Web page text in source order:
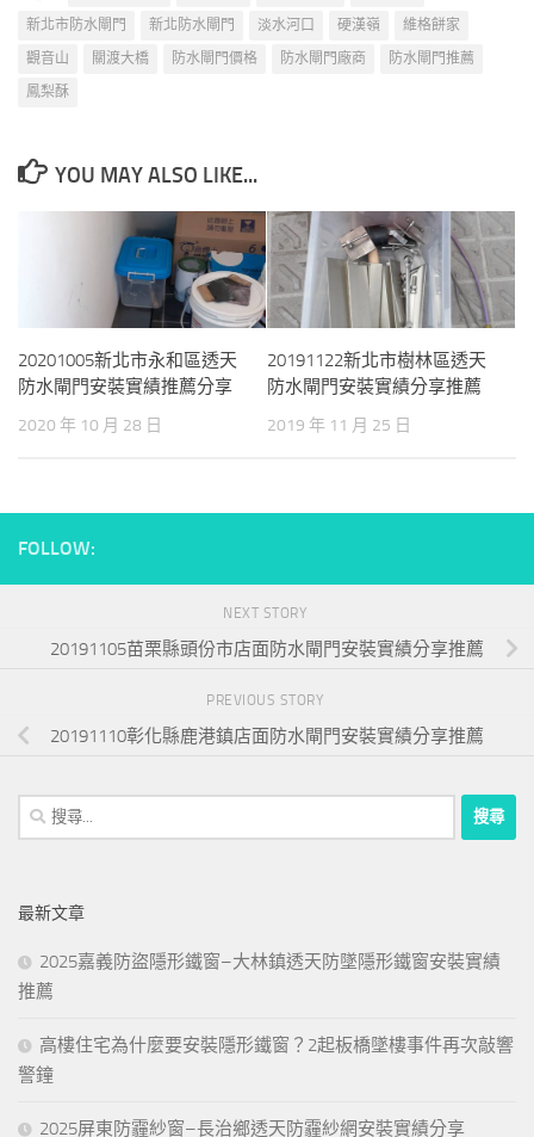
新北市防水閘門
新北防水閘門 淡水河口 硬漢嶺
維格餅家
觀音山
關渡大橋 防水閘門價格 防水閘門廠商
防水閘門推薦
鳳梨酥
YOU MAY ALSO LIKE...
20201005新北市永和區透天
防水閘門安裝實績推薦分享
2020 年 10 月 28 日
20191122新北市樹林區透天
防水閘門安裝實績分享推薦
2019 年 11 月 25 日
FOLLOW:
NEXT STORY
20191105苗栗縣頭份市店面防水閘門安裝實績分享推薦
PREVIOUS STORY
20191110彰化縣鹿港鎮店面防水閘門安裝實績分享推薦
搜
尋
字:
最新文章
2025嘉義防盜隱形鐵窗–大林鎮透天防墜隱形鐵窗安裝實績
推薦
高樓住宅為什麼要安裝隱形鐵窗？2起板橋墜樓事件再次敲響
警鐘
2025屏東防霾紗窗–長治鄉透天防霾紗網安裝實績分享